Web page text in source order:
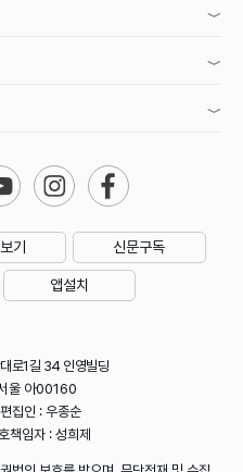
기 신문구독
앱설치
로1길 34 인영빌딩
울 아00160
집인 : 우종순
책임자 : 성희제